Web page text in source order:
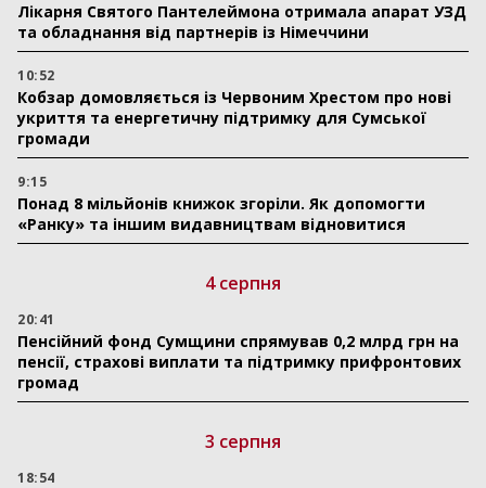
Лікарня Святого Пантелеймона отримала апарат УЗД
та обладнання від партнерів із Німеччини
10:52
Кобзар домовляється із Червоним Хрестом про нові
укриття та енергетичну підтримку для Сумської
громади
9:15
Понад 8 мільйонів книжок згоріли. Як допомогти
«Ранку» та іншим видавництвам відновитися
4 серпня
20:41
Пенсійний фонд Сумщини спрямував 0,2 млрд грн на
пенсії, страхові виплати та підтримку прифронтових
громад
3 серпня
18:54